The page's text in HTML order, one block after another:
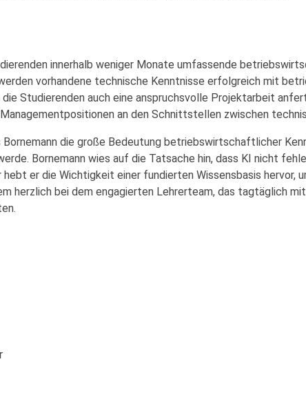
innerhalb weniger Monate umfassende
vorhandene technische Kenntnisse erfolgreich mit
Studierenden auch eine anspruchsvolle Projektarbeit
an den Schnittstellen zwischen
die große Bedeutung betriebswirtschaftlicher
Bornemann wies auf die Tatsache hin, dass KI nicht
er die Wichtigkeit einer fundierten Wissensbasis hervor,
herzlich bei dem engagierten Lehrerteam, das tagtäglich